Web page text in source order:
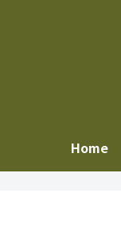
Home